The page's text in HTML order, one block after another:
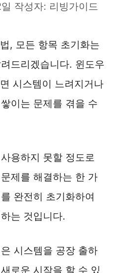
작성자: 리빙가이드
, 모든 항목 초기화는
드리겠습니다. 윈도우
시스템이 느려지거나
이는 문제를 겪을 수
용하지 못할 정도로
제를 해결하는 한 가
완전히 초기화하여
는 것입니다.
시스템을 공장 출하
로운 시작을 할 수 있